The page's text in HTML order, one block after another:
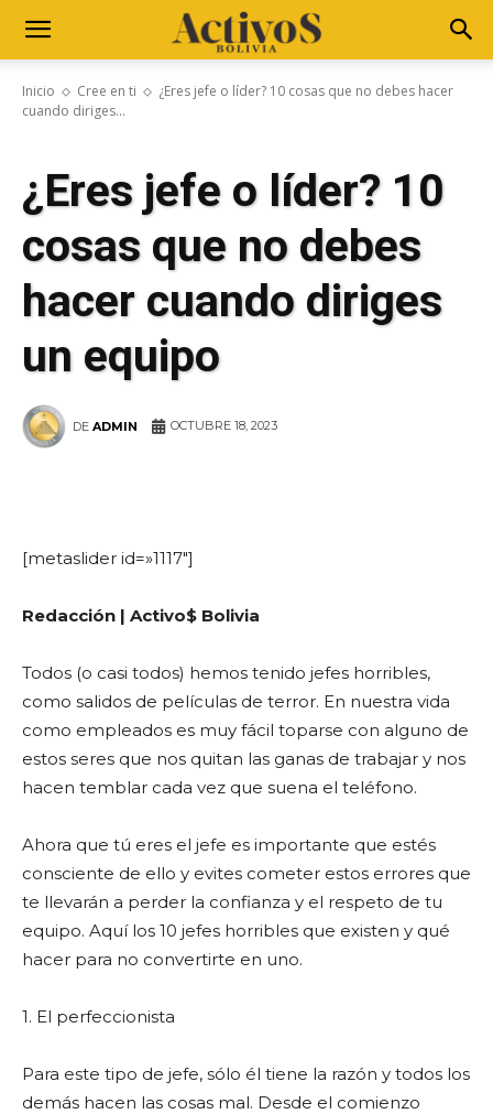
Inicio Cree en ti
¿Eres jefe o líder? 10 cosas que no debes hacer
cuando diriges...
¿Eres jefe o líder? 10
cosas que no debes
hacer cuando diriges
un equipo
DE ADMIN OCTUBRE 18, 2023
[metaslider id=»1117″]
Redacción | Activo$ Bolivia
Todos (o casi todos) hemos tenido jefes horribles,
como salidos de películas de terror. En nuestra vida
como empleados es muy fácil toparse con alguno de
estos seres que nos quitan las ganas de trabajar y nos
hacen temblar cada vez que suena el teléfono.
Ahora que tú eres el jefe es importante que estés
consciente de ello y evites cometer estos errores que
te llevarán a perder la confianza y el respeto de tu
equipo. Aquí los 10 jefes horribles que existen y qué
hacer para no convertirte en uno.
1. El perfeccionista
Para este tipo de jefe, sólo él tiene la razón y todos los
demás hacen las cosas mal. Desde el comienzo